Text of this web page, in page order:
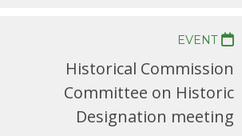
Historical Commission
Committee on Historic
Designation meeting